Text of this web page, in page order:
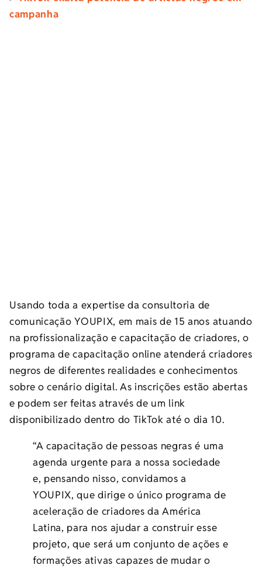
campanha
Usando toda a expertise da consultoria de
comunicação YOUPIX, em mais de 15 anos atuando
na profissionalização e capacitação de criadores, o
programa de capacitação online atenderá criadores
negros de diferentes realidades e conhecimentos
sobre o cenário digital. As inscrições estão abertas
e podem ser feitas através de um link
disponibilizado dentro do TikTok até o dia 10.
“A capacitação de pessoas negras é uma
agenda urgente para a nossa sociedade
e, pensando nisso, convidamos a
YOUPIX, que dirige o único programa de
aceleração de criadores da América
Latina, para nos ajudar a construir esse
projeto, que será um conjunto de ações e
formações ativas capazes de mudar o